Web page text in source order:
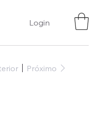
Login
Próximo